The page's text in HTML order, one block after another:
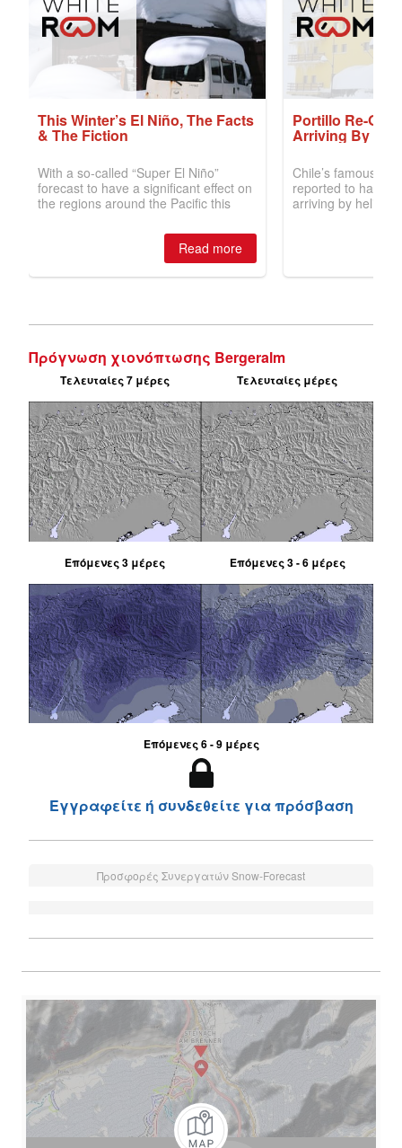
Πρόγνωση χιονόπτωσης Bergeralm
Τελευταίες 7 μέρες Τελευταίες μέρες
Επόμενες 3 μέρες Επόμενες 3 - 6 μέρες
Επόμενες 6 - 9 μέρες
Εγγραφείτε ή συνδεθείτε για πρόσβαση
Προσφορές Συνεργατών Snow-Forecast